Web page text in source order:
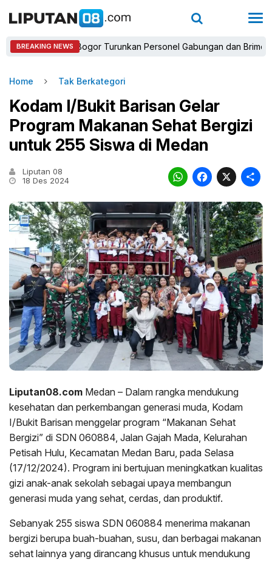
BREAKING NEWS
Bogor Turunkan Personel Gabungan dan Brimob,
Home Tak Berkategori
Kodam I/Bukit Barisan Gelar
Program Makanan Sehat Bergizi
untuk 255 Siswa di Medan
Liputan 08
18 Des 2024
X
Liputan08.com Medan – Dalam rangka mendukung
kesehatan dan perkembangan generasi muda, Kodam
I/Bukit Barisan menggelar program “Makanan Sehat
Bergizi” di SDN 060884, Jalan Gajah Mada, Kelurahan
Petisah Hulu, Kecamatan Medan Baru, pada Selasa
(17/12/2024). Program ini bertujuan meningkatkan kualitas
gizi anak-anak sekolah sebagai upaya membangun
generasi muda yang sehat, cerdas, dan produktif.
Sebanyak 255 siswa SDN 060884 menerima makanan
bergizi berupa buah-buahan, susu, dan berbagai makanan
sehat lainnya yang dirancang khusus untuk mendukung